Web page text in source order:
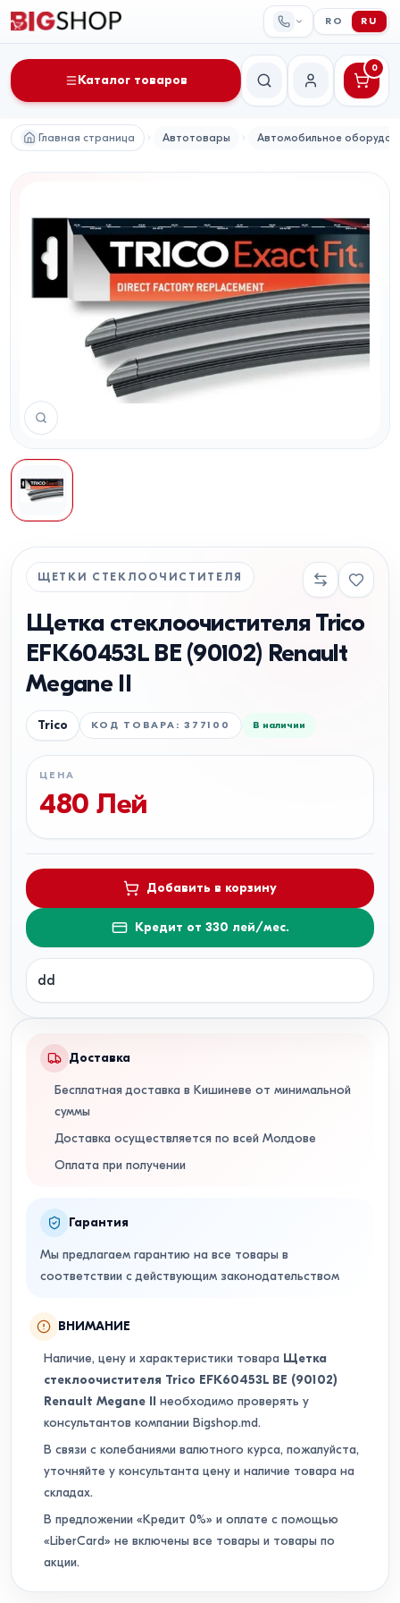
RO RU
Каталог товаров
Поиск Мой аккаунт
0
Главная страница Автотовары Автомобильное
ЩЕТКИ СТЕКЛООЧИСТИТЕЛЯ
Щетка стеклоочистителя Trico
EFK60453L BE (90102) Renault
Megane II
Trico КОД ТОВАРА :377100 В наличии
ЦЕНА
480 Лей
Добавить в корзину
Кредит от 330 лей/мес.
dd
Доставка
Бесплатная доставка в Кишиневе от минимальной
суммы
Доставка осуществляется по всей Молдове
Оплата при получении
Гарантия
Мы предлагаем гарантию на все товары в
соответствии с действующим законодательством
ВНИМАНИЕ
Наличие, цену и характеристики товара Щетка
стеклоочистителя Trico EFK60453L BE (90102)
Renault Megane II необходимо проверять у
консультантов компании Bigshop.md.
В связи с колебаниями валютного курса, пожалуйста,
уточняйте у консультанта цену и наличие товара на
складах.
В предложении «Кредит 0%» и оплате с помощью
«LiberCard» не включены все товары и товары по
акции.